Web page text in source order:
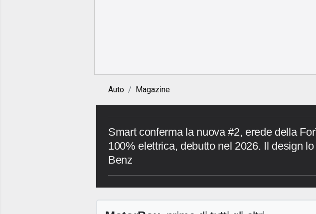
Auto Magazine
Smart conferma la nuova #2, erede della
100% elettrica, debutto nel 2026. Il design
Benz